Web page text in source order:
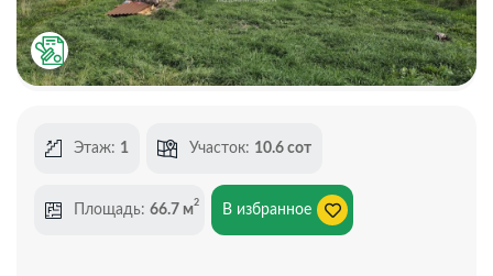
Этаж: 1 Участок: 10.6 сот
Площадь: 66.7 м2 В избранное